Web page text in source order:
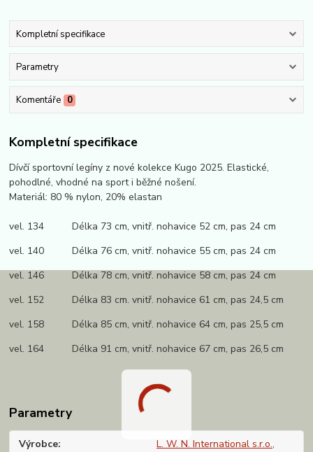
Kompletní specifikace
Parametry
Komentáře 0
Kompletní specifikace
Dívčí sportovní legíny z nové kolekce Kugo 2025. Elastické,
pohodlné, vhodné na sport i běžné nošení.
Materiál: 80 % nylon, 20% elastan
vel. 134 Délka 73 cm, vnitř. nohavice 52 cm, pas 24 cm
vel. 140 Délka 76 cm, vnitř. nohavice 55 cm, pas 24 cm
vel. 146 Délka 78 cm, vnitř. nohavice 58 cm, pas 24 cm
vel. 152 Délka 83 cm. vnitř. nohavice 61 cm, pas 24,5 cm
vel. 158 Délka 85 cm, vnitř. nohavice 64 cm, pas 25,5 cm
vel. 164 Délka 91 cm, vnitř. nohavice 67 cm, pas 26,5 cm
Parametry
Výrobce
L. W. N. International s.r.o.,